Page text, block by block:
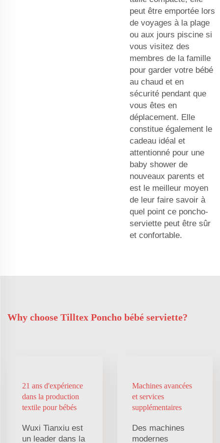
peut être emportée lors
de voyages à la plage
ou aux jours piscine si
vous visitez des
membres de la famille
pour garder votre bébé
au chaud et en
sécurité pendant que
vous êtes en
déplacement. Elle
constitue également le
cadeau idéal et
attentionné pour une
baby shower de
nouveaux parents et
est le meilleur moyen
de leur faire savoir à
quel point ce poncho-
serviette peut être sûr
et confortable.
Why choose Tilltex Poncho bébé serviette?
21 ans d'expérience
dans la production
textile pour bébés
Wuxi Tianxiu est
un leader dans la
Machines avancées
et services
supplémentaires
Des machines
modernes